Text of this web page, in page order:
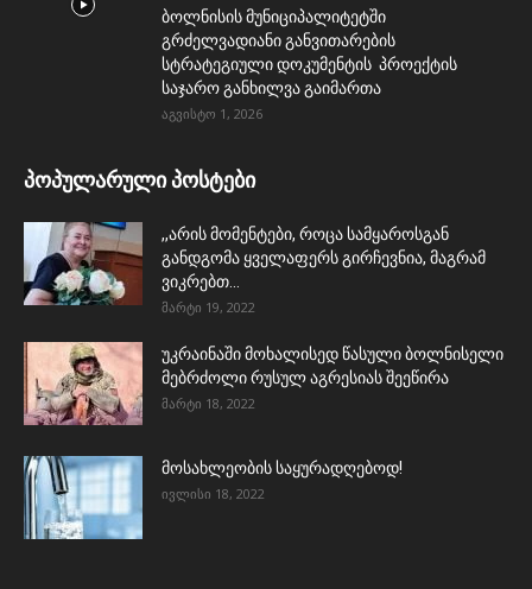
ბოლნისის მუნიციპალიტეტში
გრძელვადიანი განვითარების
სტრატეგიული დოკუმენტის პროექტის
საჯარო განხილვა გაიმართა
აგვისტო 1, 2026
პოპულარული პოსტები
,,არის მომენტები, როცა სამყაროსგან
განდგომა ყველაფერს გირჩევნია, მაგრამ
ვიკრებთ...
მარტი 19, 2022
უკრაინაში მოხალისედ წასული ბოლნისელი
მებრძოლი რუსულ აგრესიას შეეწირა
მარტი 18, 2022
მოსახლეობის საყურადღებოდ!
ივლისი 18, 2022